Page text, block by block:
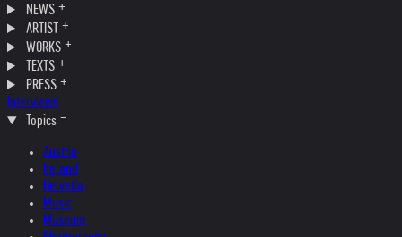
NEWS
ARTIST
WORKS
TEXTS
PRESS
Interviews
Topics
Austria
Ireland
Helvetia
Music
Museum